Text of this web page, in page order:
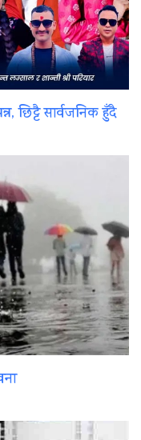
छिट्टै सार्वजनिक हुँदै